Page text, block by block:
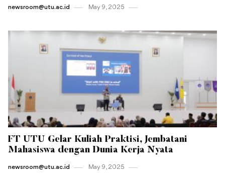
newsroom@utu.ac.id May 9 , 2025
FT UTU Gelar Kuliah Praktisi, Jembatani
Mahasiswa dengan Dunia Kerja Nyata
newsroom@utu.ac.id May 9 , 2025